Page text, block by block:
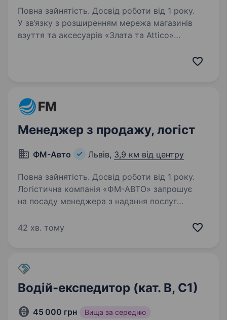
Повна зайнятість. Досвід роботи від 1 року.
У зв’язку з розширенням мережа магазинів
взуття та аксесуарів «Злата та Attico»
комірник». Водій з функціоналом комірника
Менеджер з продажу, логіст
ФМ-Авто Львів, 3,9 км від центру
Повна зайнятість. Досвід роботи від 1 року.
Логістична компанія «ФМ-АВТО» запрошує
на посаду менеджера з надання послуг
Що ми пропонуємо: Робочий день з 9.00
42 хв. тому
Водій-експедитор (кат. В, С1)
45 000 грн Вища за середню